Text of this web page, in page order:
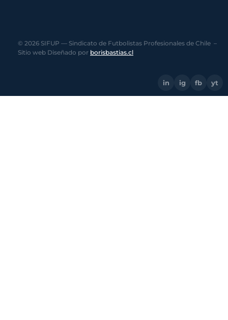
© 2026 SIFUP — Sindicato de Futbolistas Profesionales de Chile –
Sitio web Diseñado por borisbastias.cl
in ig fb yt